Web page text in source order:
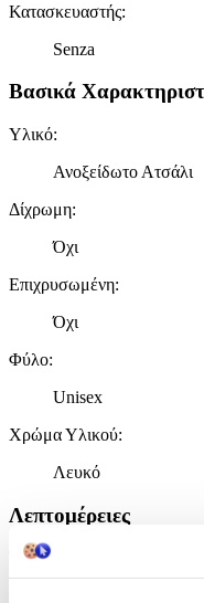
Κατασκευαστής:
Senza
Βασικά
Υλικό:
Ανοξείδωτο Ατσάλι
Δίχρωμη:
Όχι
Επιχρυσωμένη:
Όχι
Φύλο:
Unisex
Χρώμα Υλικού:
Λευκό
Λεπτομέρειες
Τύπος